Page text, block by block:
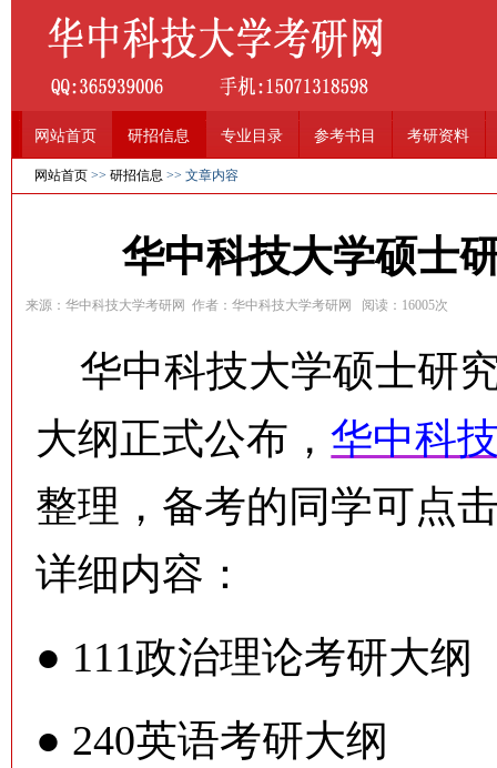
网站首页 研招信息 专业目录 参考书目 考研资料
网站首页 >> 研招信息 >> 文章内容
华中科技大学硕士
来源：华中科技大学考研网 作者：华中科技大学考研网 阅读： 16005次
华中科技大学硕士研
大纲正式公布，华中科
整理，备考的同学可点
详细内容：
● 111政治理论考研大纲
● 240英语考研大纲